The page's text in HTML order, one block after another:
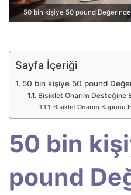
n
d
m
k
50 bin kişiye 50 pound
Sayfa İçeriği
50 bin kişiye 50 pound
Bisiklet Onarım Desteğine
Bisiklet Onarım Kuponu
50 bin
pound